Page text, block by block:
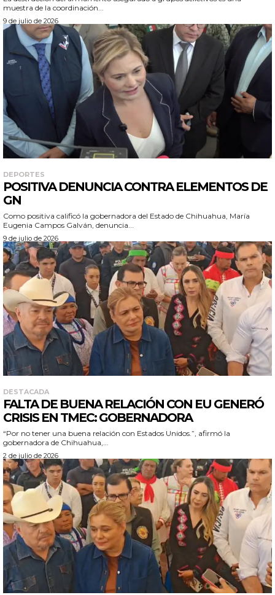
muestra de la coordinación...
9 de julio de 2026
DEPORTES
POSITIVA DENUNCIA CONTRA ELEMENTOS DE
GN
Como positiva calificó la gobernadora del Estado de Chihuahua, María
Eugenia Campos Galván, denuncia...
9 de julio de 2026
DESTACADA
FALTA DE BUENA RELACIÓN CON EU GENERÓ
CRISIS EN TMEC: GOBERNADORA
“Por no tener una buena relación con Estados Unidos.”, afirmó la
gobernadora de Chihuahua,...
2 de julio de 2026